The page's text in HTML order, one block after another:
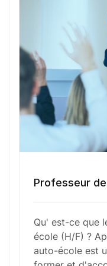
évalue également
adapte ses
des besoins
formation efficace
Fonctions
Outils et
Professeur
Qu' est-ce que
école (H/F) ?
auto-école est